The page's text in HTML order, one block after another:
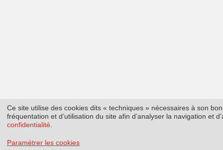
Ce site utilise des cookies dits « techniques » nécessaires à son
fréquentation et d’utilisation du site afin d’analyser la navigation et
confidentialité
Paramétrer les cookies